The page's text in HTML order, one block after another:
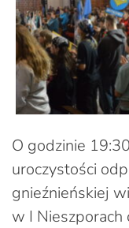
O godzinie
uroczystości
gnieźnieńskiej
w I